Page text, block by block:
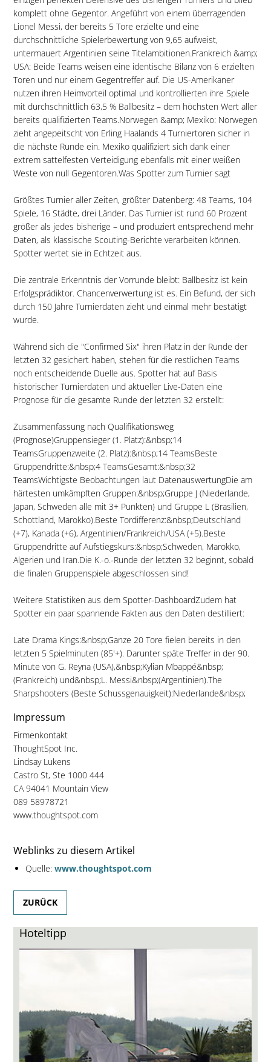
komplett ohne Gegentor. Angeführt von einem überragenden
Lionel Messi, der bereits 5 Tore erzielte und eine
durchschnittliche Spielerbewertung von 9,65 aufweist,
untermauert Argentinien seine Titelambitionen.Frankreich &amp;
USA: Beide Teams weisen eine identische Bilanz von 6 erzielten
Toren und nur einem Gegentreffer auf. Die US-Amerikaner
nutzen ihren Heimvorteil optimal und kontrollierten ihre Spiele
mit durchschnittlich 63,5 % Ballbesitz – dem höchsten Wert aller
bereits qualifizierten Teams.Norwegen &amp; Mexiko: Norwegen
zieht angepeitscht von Erling Haalands 4 Turniertoren sicher in
die nächste Runde ein. Mexiko qualifiziert sich dank einer
extrem sattelfesten Verteidigung ebenfalls mit einer weißen
Weste von null Gegentoren.Was Spotter zum Turnier sagt
Größtes Turnier aller Zeiten, größter Datenberg: 48 Teams, 104
Spiele, 16 Städte, drei Länder. Das Turnier ist rund 60 Prozent
größer als jedes bisherige – und produziert entsprechend mehr
Daten, als klassische Scouting-Berichte verarbeiten können.
Spotter wertet sie in Echtzeit aus.
Die zentrale Erkenntnis der Vorrunde bleibt: Ballbesitz ist kein
Erfolgsprädiktor. Chancenverwertung ist es. Ein Befund, der sich
durch 150 Jahre Turnierdaten zieht und einmal mehr bestätigt
wurde.
Während sich die "Confirmed Six" ihren Platz in der Runde der
letzten 32 gesichert haben, stehen für die restlichen Teams
noch entscheidende Duelle aus. Spotter hat auf Basis
historischer Turnierdaten und aktueller Live-Daten eine
Prognose für die gesamte Runde der letzten 32 erstellt:
Zusammenfassung nach Qualifikationsweg
(Prognose)Gruppensieger (1. Platz):&nbsp;14
TeamsGruppenzweite (2. Platz):&nbsp;14 TeamsBeste
Gruppendritte:&nbsp;4 TeamsGesamt:&nbsp;32
TeamsWichtigste Beobachtungen laut DatenauswertungDie am
härtesten umkämpften Gruppen:&nbsp;Gruppe J (Niederlande,
Japan, Schweden alle mit 3+ Punkten) und Gruppe L (Brasilien,
Schottland, Marokko).Beste Tordifferenz:&nbsp;Deutschland
(+7), Kanada (+6), Argentinien/Frankreich/USA (+5).Beste
Gruppendritte auf Aufstiegskurs:&nbsp;Schweden, Marokko,
Algerien und Iran.Die K.-o.-Runde der letzten 32 beginnt, sobald
die finalen Gruppenspiele abgeschlossen sind!
Weitere Statistiken aus dem Spotter-DashboardZudem hat
Spotter ein paar spannende Fakten aus den Daten destilliert:
Late Drama Kings:&nbsp;Ganze 20 Tore fielen bereits in den
letzten 5 Spielminuten (85'+). Darunter späte Treffer in der 90.
Minute von G. Reyna (USA),&nbsp;Kylian Mbappé&nbsp;
(Frankreich) und&nbsp;L. Messi&nbsp;(Argentinien).The
Sharpshooters (Beste Schussgenauigkeit):Niederlande&nbsp;
Impressum
Firmenkontakt
ThoughtSpot Inc.
Lindsay Lukens
Castro St, Ste 1000 444
CA 94041 Mountain View
089 58978721
www.thoughtspot.com
Weblinks zu diesem Artikel
Quelle: www.thoughtspot.com
ZURÜCK
Hoteltipp